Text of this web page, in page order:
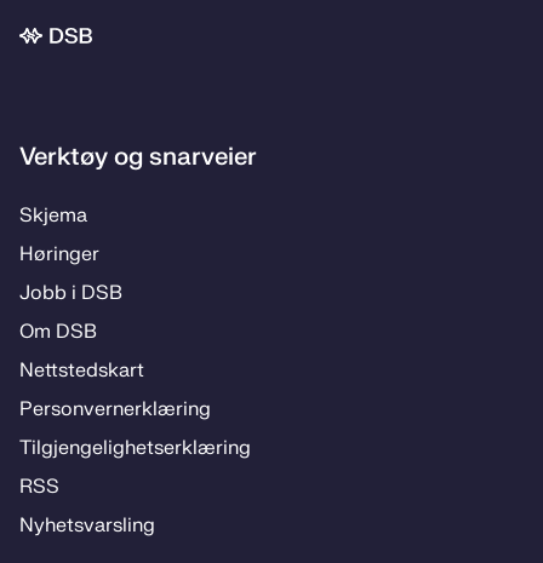
Bunnområde
Verktøy og snarveier
Skje­­ma
Hø­rin­­ger
Jobb i DSB
Om DSB
Nett­steds­­kart
Per­­son­ver­n­er­klæ­­ring
Til­­­gjen­­ge­­lig­hets­­er­klæ­­ring
RSS
Ny­hets­­vars­­ling